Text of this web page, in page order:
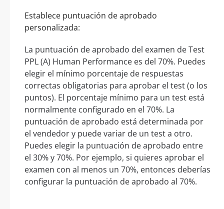
Establece puntuación de aprobado
personalizada:
La puntuación de aprobado del examen de Test
PPL (A) Human Performance es del 70%. Puedes
elegir el mínimo porcentaje de respuestas
correctas obligatorias para aprobar el test (o los
puntos). El porcentaje mínimo para un test está
normalmente configurado en el 70%. La
puntuación de aprobado está determinada por
el vendedor y puede variar de un test a otro.
Puedes elegir la puntuación de aprobado entre
el 30% y 70%. Por ejemplo, si quieres aprobar el
examen con al menos un 70%, entonces deberías
configurar la puntuación de aprobado al 70%.